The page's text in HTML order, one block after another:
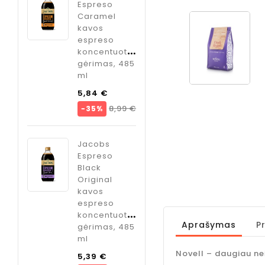
Espreso
Caramel
kavos
espreso
koncentuotas
gėrimas, 485
ml
5,84 €
kaina
−35% 8,99 €Kaina
Jacobs
Espreso
Black
Original
kavos
espreso
koncentuotas
gėrimas, 485
ml
5,39 €
kokteliams
imbiero
skonio, 750
9,95 €Kaina
Aprašymas
Novell – daugiau